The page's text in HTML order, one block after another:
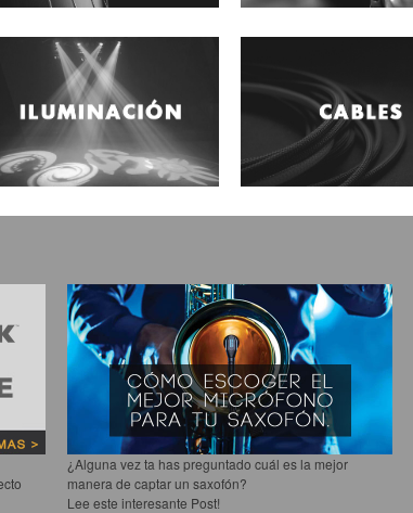
¿Alguna vez ta has preguntado cuál es la mejor
manera de captar un saxofón?
Lee este interesante Post!